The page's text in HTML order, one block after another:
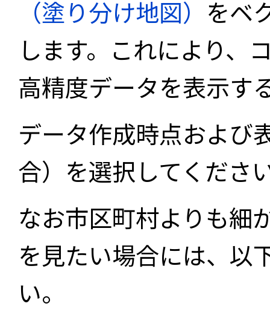
（塗り分け地図） をベ
します。これにより、
高精度データを表示す
データ作成時点および
合）を選択してくださ
なお市区町村よりも細
を見たい場合には、以
い。